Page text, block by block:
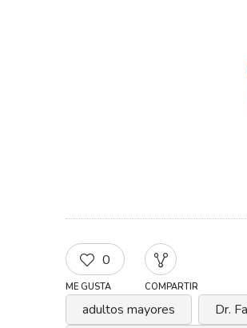
0
ME GUSTA COMPARTIR
adultos mayores Dr.